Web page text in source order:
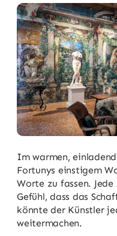
Im warmen,
Fortunys einstigem
Worte zu fassen.
Gefühl, dass das
könnte der Künstler
weitermachen.